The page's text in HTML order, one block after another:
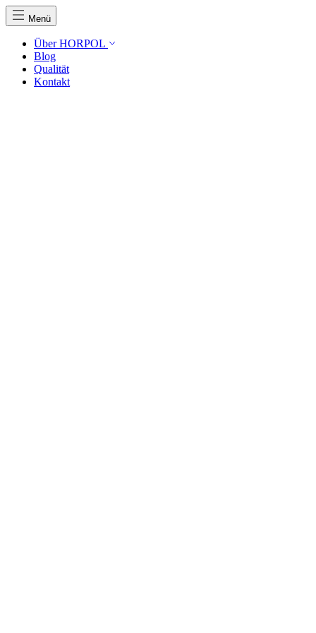
Menü
Über HORPOL
Blog
Qualität
Kontakt